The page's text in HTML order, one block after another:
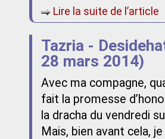
Lire la suite de l’article
Tazria -
28 mars 2014)
Avec ma compagne,
fait la promesse
la dracha du vendredi
Mais, bien avant cela,